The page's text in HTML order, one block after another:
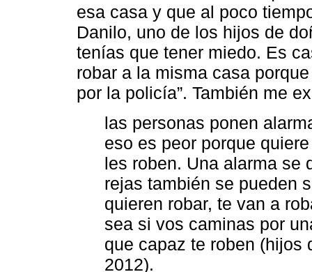
esa casa y que al poco
Danilo, uno de los hijos de
tenías que tener miedo. Es
robar a la misma casa
por la policía”. También me
las personas ponen
eso es peor porque
les roben. Una alarma se
rejas también se pueden
quieren robar, te van a
sea si vos caminas por
que capaz te roben (hijos
2012).